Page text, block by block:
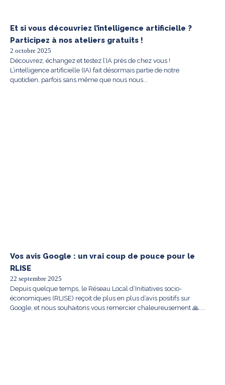
Et si vous découvriez l’intelligence artificielle ?
Participez à nos ateliers gratuits !
2 octobre 2025
Découvrez, échangez et testez l’IA près de chez vous !
L’intelligence artificielle (IA) fait désormais partie de notre
quotidien, parfois sans même que nous nous...
Vos avis Google : un vrai coup de pouce pour le
RLISE
22 septembre 2025
Depuis quelque temps, le Réseau Local d’Initiatives socio-
économiques (RLISE) reçoit de plus en plus d’avis positifs sur
Google, et nous souhaitons vous remercier chaleureusement 🙏....